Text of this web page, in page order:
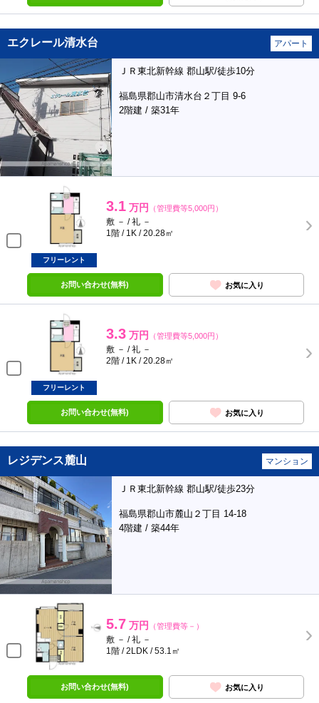
エクレール清水台 アパート
ＪＲ東北新幹線 郡山駅/徒歩10分
福島県郡山市清水台２丁目 9-6
2階建 / 築31年
3.1 万円 （管理費等5,000円）
敷 － / 礼 －
1階 / 1K / 20.28㎡
フリーレント
お問い合わせ(無料) お気に入り
3.3 万円 （管理費等5,000円）
敷 － / 礼 －
2階 / 1K / 20.28㎡
フリーレント
お問い合わせ(無料) お気に入り
レジデンス麓山 マンション
ＪＲ東北新幹線 郡山駅/徒歩23分
福島県郡山市麓山２丁目 14-18
4階建 / 築44年
5.7 万円 （管理費等－）
敷 － / 礼 －
1階 / 2LDK / 53.1㎡
お問い合わせ(無料) お気に入り